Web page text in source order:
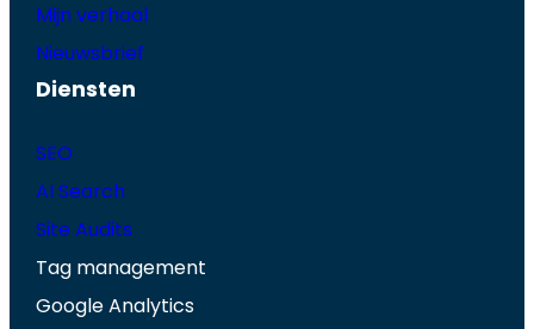
Mijn verhaal
Nieuwsbrief
Diensten
SEO
AI Search
Site Audits
Tag management
Google Analytics